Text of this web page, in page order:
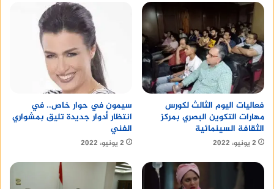
فعاليات اليوم الثالث لكورس
مهارات التكوين البصري بمركز
الثقافة السينمائية
2 يونيو، 2022
سيمون في حوار خاص.. في
انتظار أدوار جديدة تليق بمشواري
الفني
2 يونيو، 2022